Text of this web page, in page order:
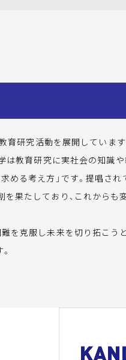
育研究活動を展開していま
教育研究に実社会の知識
める考え方」です。提唱され
果たしており、これからも
を克服し未来を切り拓こう